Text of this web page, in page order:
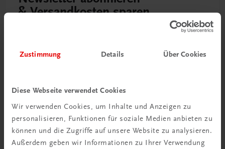
Zustimmung Details Über Cookies
Diese Webseite verwendet Cookies
Wir verwenden Cookies, um Inhalte und Anzeigen zu
personalisieren, Funktionen für soziale Medien anbieten zu
können und die Zugriffe auf unsere Website zu analysieren.
Außerdem geben wir Informationen zu Ihrer Verwendung
& Versandkosten sparen